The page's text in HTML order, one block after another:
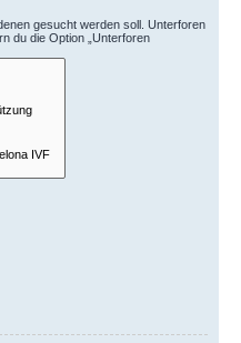
gesucht werden soll. Unterforen
du die Option „Unterforen